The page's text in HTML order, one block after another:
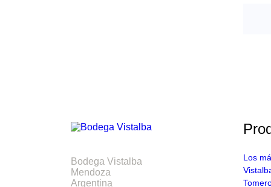
Bodega Vistalba
Mendoza
Argentina
Los